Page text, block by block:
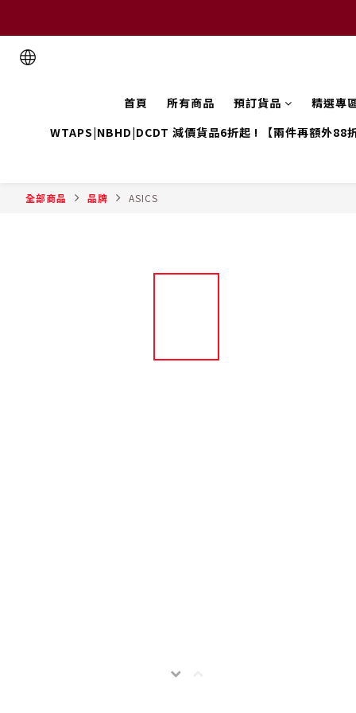
首頁 所有商品 預訂貨品
精選專
WTAPS|NBHD|DCDT 減價貨品6折起 ! 【兩件再額外88
全部商品 品牌 ASICS